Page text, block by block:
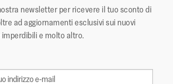
newsletter per ricevere il tuo sconto di
ad aggiornamenti esclusivi sui nuovi
e molto altro.